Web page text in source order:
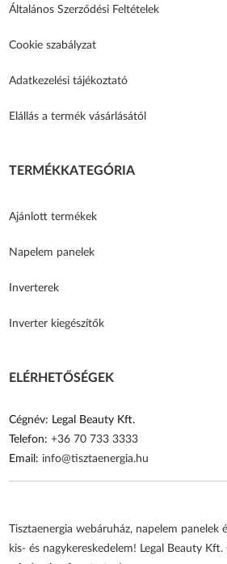
Általános Szerződési Feltételek
Cookie szabályzat
Adatkezelési tájékoztató
Elállás a termék vásárlásától
TERMÉKKATEGÓRIA
Ajánlott termékek
Napelem panelek
Inverterek
Inverter kiegészítők
ELÉRHETŐSÉGEK
Cégnév: Legal Beauty Kft.
Telefon:+36 70 733 3333
Email:info@tisztaenergia.hu
Tisztaenergia webáruház, napelem panelek
kis- és nagykereskedelem! Legal Beauty